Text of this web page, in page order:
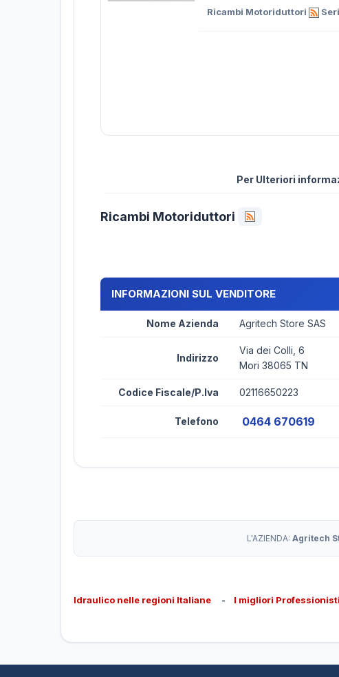
Ricambi Motoriduttori
Per Ulteriori
Ricambi Motoriduttori
INFORMAZIONI SUL VENDITORE
Nome Azienda Agritech Store SAS
Indirizzo
Via dei Colli, 6
Mori 38065 TN
Codice Fiscale/P.Iva 02116650223
Telefono 0464 670619
L'AZIENDA: Agritech
Idraulico nelle regioni Italiane - I migliori